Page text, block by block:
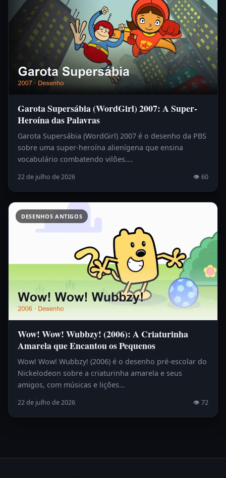
Garota Supersábia (WordGirl) 2007: A Super-
Heroína das Palavras
Garota Supersábia (WordGirl) 2007 é o desenho da PBS
sobre uma super-heroína alienígena que ensina
vocabulário combatendo vilões.…
22 de julho de 2026 👁 60
DESENHOS ANTIGOS
Wow! Wow! Wubbzy! (2006): A Criaturinha
Amarela que Encantou os Pequenos
Wow! Wow! Wubbzy! (2006) é o desenho pré-escolar do
Nickelodeon sobre a criaturinha amarela e seus
amigos, com músicas e lições…
22 de julho de 2026 👁 72